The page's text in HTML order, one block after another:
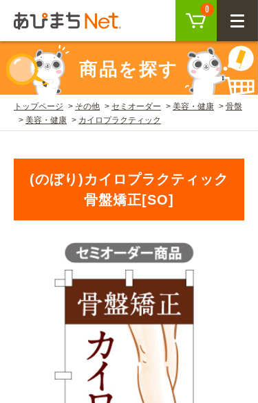
0
CLOSE
ログイン
会員登録
商品を探す
SEARCH
KEYWORD
注目キーワード
韓国グルメ 駐車場
住まい・暮らし
USER GUIDE
ご利用ガイド トップ
取り扱い商品一覧
既製デザイン商品注文方法
初めての方へ
BEGINNER'S GUIDE
初めての方へ トップ
商品を探す
トップページ その他 セミオーダー 美容・健康
骨盤
美容・健康
カイロプラクティック
(のぼり)カイロプラクティック
骨盤矯正[SO]